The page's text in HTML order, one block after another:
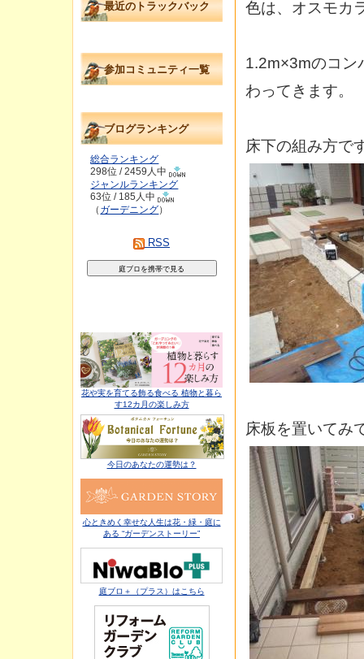
色は、オスモカ
1.2m×3mのコン
わってきます。
床下の組み方で
床板を置いてみ
最近のトラックバック
参加コミュニティ一覧
ブログランキング
総合ランキング
298位 / 2459人中
ジャンルランキング
63位 / 185人中
（ ガーデニング）
RSS
花や実を育てる飾る食べる 植物と暮ら
す12カ月の楽しみ方
今日のあなたの運勢は？
心ときめく幸せな人生は花・緑・庭に
ある “ガーデンストーリー”
庭ブロ＋（プラス）はこちら